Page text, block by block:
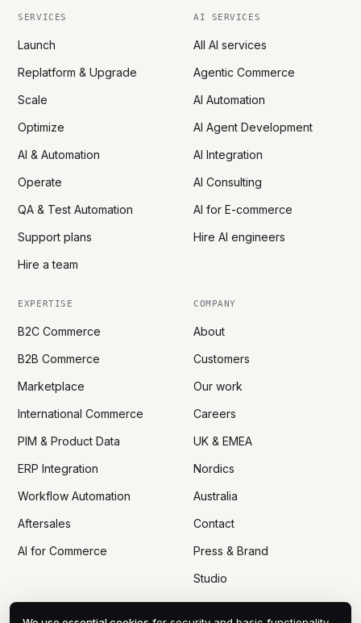
SERVICES
Launch
Replatform & Upgrade
Scale
Optimize
AI & Automation
Operate
QA & Test Automation
Support plans
Hire a team
AI SERVICES
All AI services
Agentic Commerce
AI Automation
AI Agent Development
AI Integration
AI Consulting
AI for E-commerce
Hire AI engineers
EXPERTISE
B2C Commerce
B2B Commerce
Marketplace
International Commerce
PIM & Product Data
ERP Integration
Workflow Automation
Aftersales
AI for Commerce
COMPANY
About
Customers
Our work
Careers
UK & EMEA
Nordics
Australia
Contact
Press & Brand
Studio